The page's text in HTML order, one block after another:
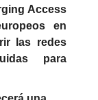
Access
en
las redes
para